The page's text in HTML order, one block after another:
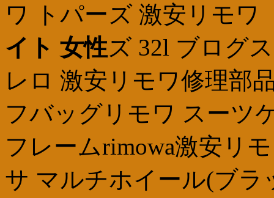
ワ トパーズ 激安リモワ
イト 女性ズ 32l ブログ
レロ 激安リモワ修理部
フバッグリモワ スーツ
フレームrimowa激安リ
サ マルチホイール(ブラ